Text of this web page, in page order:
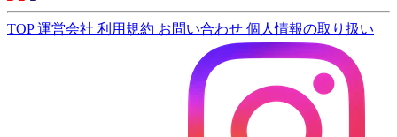
TOP運営会社 利用規約 お問い合わせ 個人情報の取り扱い